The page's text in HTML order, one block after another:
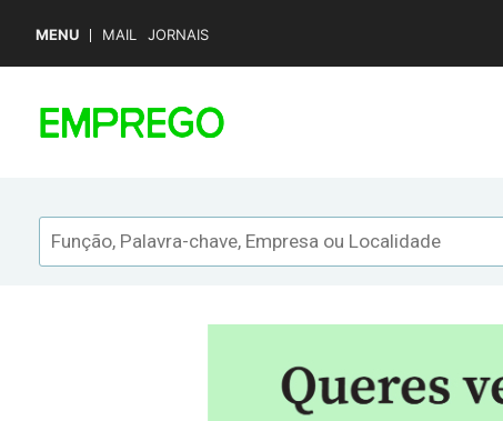
MENU MAIL JORNAIS